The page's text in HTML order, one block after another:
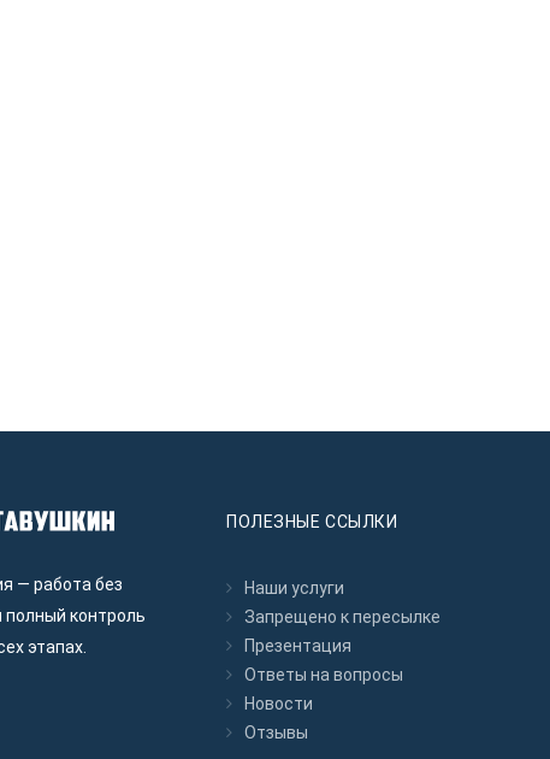
— работа без
полный контроль
этапах.
ПОЛЕЗНЫЕ ССЫЛКИ
Наши услуги
Запрещено к пересылкe
Презентация
Ответы на вопросы
Новости
Отзывы